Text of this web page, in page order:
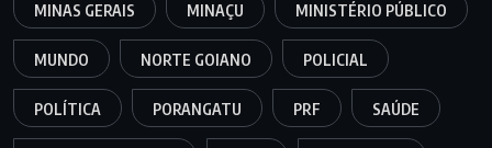
MINAS GERAIS MINAÇU MINISTÉRIO PÚBLICO
MUNDO NORTE GOIANO POLICIAL
POLÍTICA PORANGATU PRF SAÚDE